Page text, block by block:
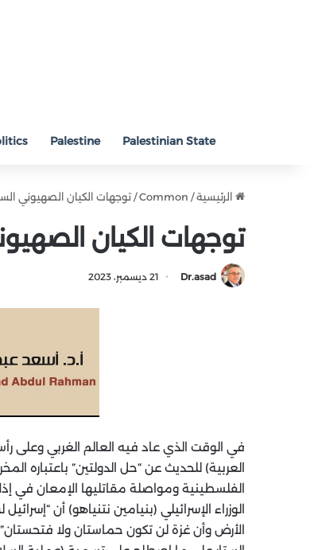
Palestinian State
Palestine
الرئيسية/
Common
/توجهات الكيان الصهيوني
توجهات الكيان
Dr.asad 21 ديسمبر، 2023
في الوقت الذي عاد فيه العالم الغربي وعلى
العربية) للحديث عن “حل الدولتين” باعتباره
الفلسطينية ومواصلة مقاتليها الإمعان في
الوزراء الإسرائيلي (بنيامين نتنياهو) أن
الأرض وأن غزة لن تكون حماستان ولا